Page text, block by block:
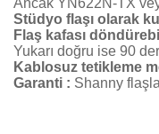
Ancak YN622N-TX
Stüdyo flaşı olarak
Flaş kafası
Yukarı doğru ise 90
Kablosuz tetikleme
Garanti : Shanny